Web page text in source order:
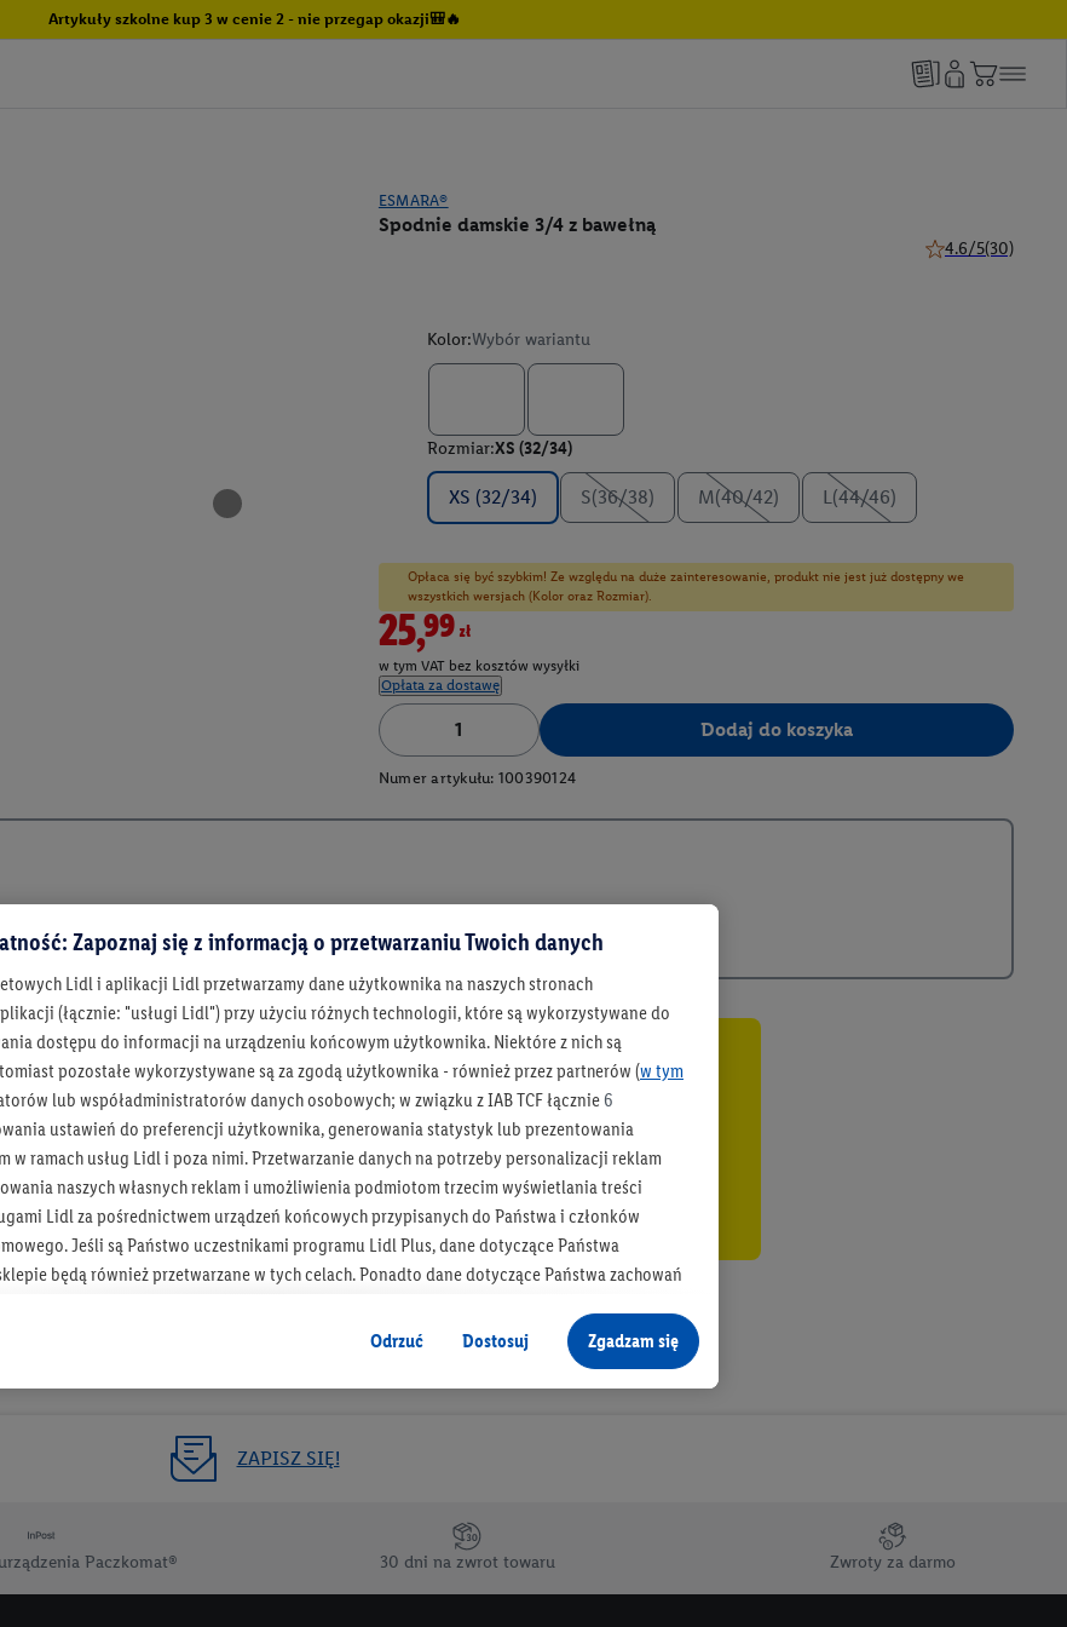
Artykuły szkolne kup 3 w cenie 2 - nie przegap okazji🎒🔥
ESMARA®
Spodnie damskie 3/4 z bawełną
4.6/5(30)
Kolor:Wybór wariantu
Rozmiar:XS (32/34)
XS (32/34) S(36/38) M(40/42) L(44/46)
Opłaca się być szybkim! Ze względu na duże zainteresowanie, produkt nie jest już dostępny we
wszystkich wersjach (Kolor oraz Rozmiar).
25,99zł
w tym VAT bez kosztów wysyłki
Opłata za dostawę
Dodaj do koszyka
Numer artykułu: 100390124
Bądź na bieżąco
Otrzymuj newsletter Lidla
Zapisz się!
ZAPISZ SIĘ!
Paczkomat® 30 dni na zwrot towaru Zwroty za darmo
Zapoznaj się z informacją o przetwarzaniu Twoich danych
Lidl i aplikacji Lidl przetwarzamy dane użytkownika na naszych stronach
(łącznie: "usługi Lidl") przy użyciu różnych technologii, które są wykorzystywane do
dostępu do informacji na urządzeniu końcowym użytkownika. Niektóre z nich są
pozostałe wykorzystywane są za zgodą użytkownika - również przez partnerów (w tym
lub współadministratorów danych osobowych; w związku z IAB TCF łącznie 6
ustawień do preferencji użytkownika, generowania statystyk lub prezentowania
w ramach usług Lidl i poza nimi. Przetwarzanie danych na potrzeby personalizacji reklam
naszych własnych reklam i umożliwienia podmiotom trzecim wyświetlania treści
Lidl za pośrednictwem urządzeń końcowych przypisanych do Państwa i członków
Jeśli są Państwo uczestnikami programu Lidl Plus, dane dotyczące Państwa
będą również przetwarzane w tych celach. Ponadto dane dotyczące Państwa zachowań
jako niezależny administrator danych
reklam opiera się na generowaniu profili, które są również wzbogacane o dane z innych
np. wieku lub płci - a także dokładnych danych dotyczących lokalizacji), również przez różne
Lidl, w tym przechowywanie lub uzyskiwanie dostępu do informacji na urządzeniach
również w celu pomiaru wydajności/skuteczności reklamy, badania grup docelowych,
zapewnienia bezpieczeństwa technicznego i optymalizacji wyświetlania konkretnych treści.
Odrzuć Dostosuj Zgadzam się